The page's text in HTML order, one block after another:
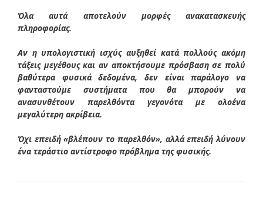
Όλα αυτά αποτελούν μορφές ανακατασκευής
πληροφορίας.
Αν η υπολογιστική ισχύς αυξηθεί κατά πολλούς ακόμη
τάξεις μεγέθους και αν αποκτήσουμε πρόσβαση σε πολύ
βαθύτερα φυσικά δεδομένα, δεν είναι παράλογο να
φανταστούμε συστήματα που θα μπορούν να
ανασυνθέτουν παρελθόντα γεγονότα με ολοένα
μεγαλύτερη ακρίβεια.
Όχι επειδή «βλέπουν το παρελθόν», αλλά επειδή λύνουν
ένα τεράστιο αντίστροφο πρόβλημα της φυσικής.